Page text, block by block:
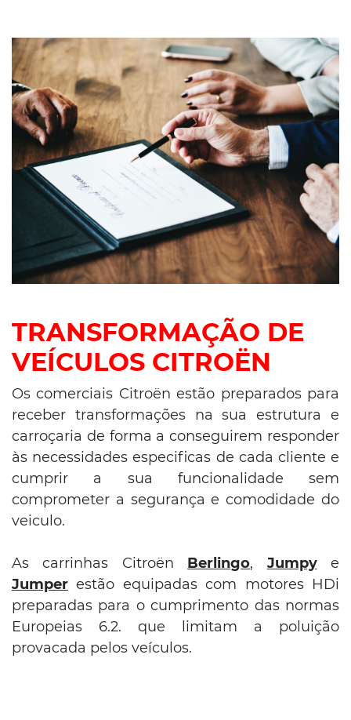
TRANSFORMAÇÃO DE
VEÍCULOS CITROËN
Os comerciais Citroën estão preparados para
receber transformações na sua estrutura e
carroçaria de forma a conseguirem responder
às necessidades especificas de cada cliente e
cumprir a sua funcionalidade sem
comprometer a segurança e comodidade do
veiculo.
As carrinhas Citroën Berlingo, Jumpye
Jumper estão equipadas com motores HDi
preparadas para o cumprimento das normas
Europeias 6.2. que limitam a poluição
provacada pelos veículos.